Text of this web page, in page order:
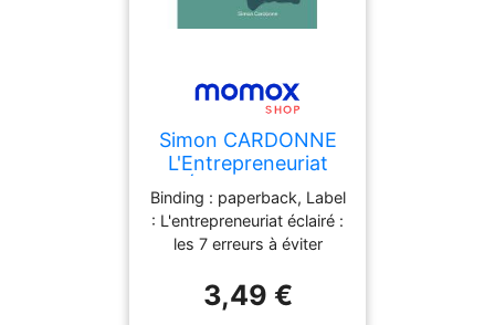
Simon CARDONNE
L'Entrepreneuriat
Éclairé : Les 7
Erreurs À Éviter
Absolument: Guide
Pratique Pour Les
Nouveaux Créateurs
D'Entreprise
Binding : paperback, Label
: L'entrepreneuriat éclairé :
les 7 erreurs à éviter
pratique pour les
nouveaux créateurs
3,49 €